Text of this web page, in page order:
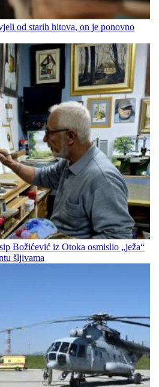
od starih hitova, on je ponovno
Božićević iz Otoka osmislio „ježa“
šljivama